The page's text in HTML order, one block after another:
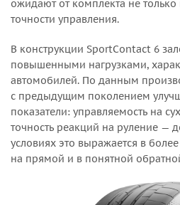
ожидают от комплекта не
точности управления.
В конструкции SportContact 6
повышенными нагрузками,
автомобилей. По данным
с предыдущим поколением
показатели: управляемость на
точность реакций на руление —
условиях это выражается в
на прямой и в понятной